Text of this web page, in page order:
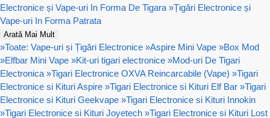
Electronice și Vape-uri In Forma De Tigara »Țigări Electronice și
Vape-uri In Forma Patrata
Arată Mai Mult
»Toate: Vape-uri și Țigări Electronice »Aspire Mini Vape »Box Mod
»Elfbar Mini Vape »Kit-uri tigari electronice »Mod-uri De Tigari
Electronica »Tigari Electronice OXVA Reincarcabile (Vape) »Tigari
Electronice si Kituri Aspire »Tigari Electronice si Kituri Elf Bar »Tigari
Electronice si Kituri Geekvape »Tigari Electronice si Kituri Innokin
»Tigari Electronice si Kituri Joyetech »Tigari Electronice si Kituri Lost